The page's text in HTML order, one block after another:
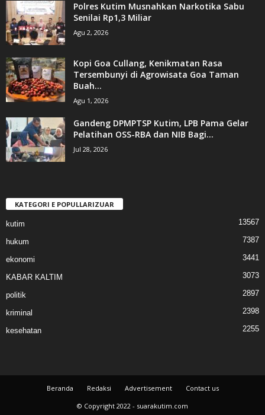
Polres Kutim Musnahkan Narkotika Sabu
Senilai Rp1,3 Miliar
Agu 2, 2026
Kopi Goa Cullang, Kenikmatan Rasa
Tersembunyi di Agrowisata Goa Taman
Buah...
Agu 1, 2026
Gandeng DPMPTSP Kutim, LPB Pama Gelar
Pelatihan OSS-RBA dan NIB Bagi...
Jul 28, 2026
KATEGORI E POPULLARIZUAR
kutim 13567
hukum 7387
ekonomi 3441
KABAR KALTIM 3073
politik 2897
kriminal 2398
kesehatan 2255
Beranda Redaksi Advertisement
Contact us
© Copyright 2022 - suarakutim.com